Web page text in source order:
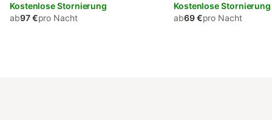
Kostenlose Stornierung
ab97 €pro Nacht
Kostenlose Stornierung
ab69 €pro Nacht